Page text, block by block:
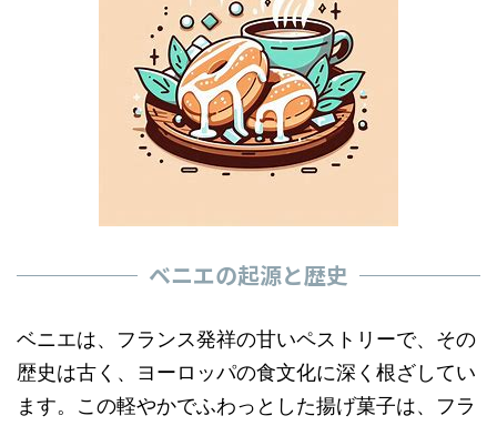
ベニエの起源と歴史
ベニエは、フランス発祥の甘いペストリーで、その
歴史は古く、ヨーロッパの食文化に深く根ざしてい
ます。この軽やかでふわっとした揚げ菓子は、フラ